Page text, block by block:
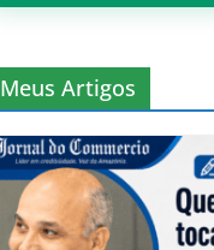
Meus Artigos